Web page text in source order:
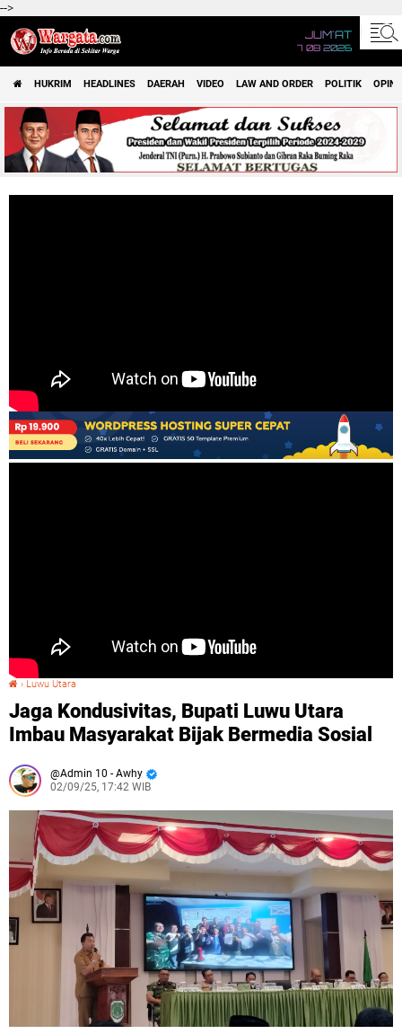
-->
JUM'AT
7 08 2026
HUKRIM HEADLINES DAERAH VIDEO LAW AND ORDER POLITIK OPINI
› Luwu Utara
Jaga Kondusivitas, Bupati Luwu Utara
Imbau Masyarakat Bijak Bermedia Sosial
Admin 10 - Awhy
02/09/25, 17:42 WIB